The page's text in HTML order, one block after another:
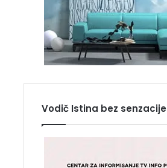
Vodič Istina bez senzacije